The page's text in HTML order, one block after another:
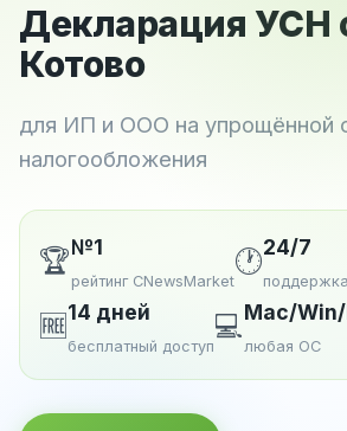
Декларация УСН
Котово
для ИП и ООО на упрощённой
налогообложения
🏆№1
рейтинг CNewsMarket
🕐24/7
🆓14 дней
бесплатный доступ
💻Mac/
любая ОС